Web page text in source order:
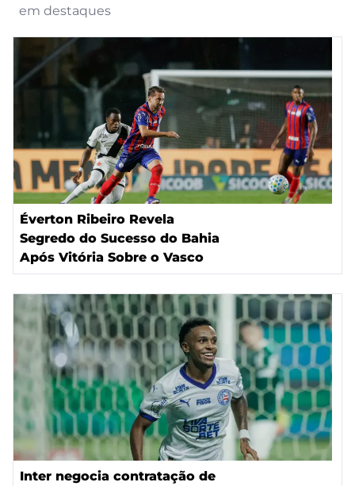
em destaques
Éverton Ribeiro Revela
Segredo do Sucesso do Bahia
Após Vitória Sobre o Vasco
Inter negocia contratação de